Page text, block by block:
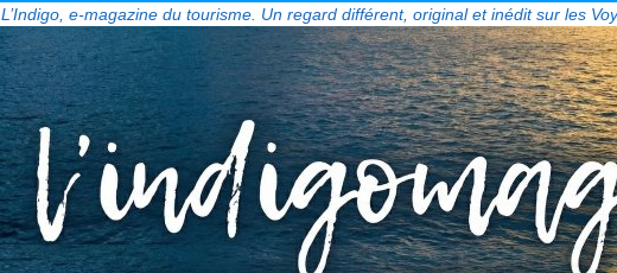
L’Indigo, e-magazine du tourisme. Un regard différent, original et inédit sur les